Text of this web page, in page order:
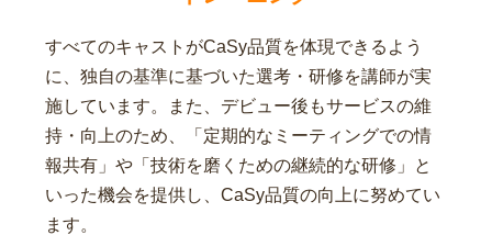
すべてのキャストがCaSy品質を体現できるよう
に、独自の基準に基づいた選考・研修を講師が実
施しています。また、デビュー後もサービスの維
持・向上のため、「定期的なミーティングでの情
報共有」や「技術を磨くための継続的な研修」と
いった機会を提供し、CaSy品質の向上に努めてい
ます。